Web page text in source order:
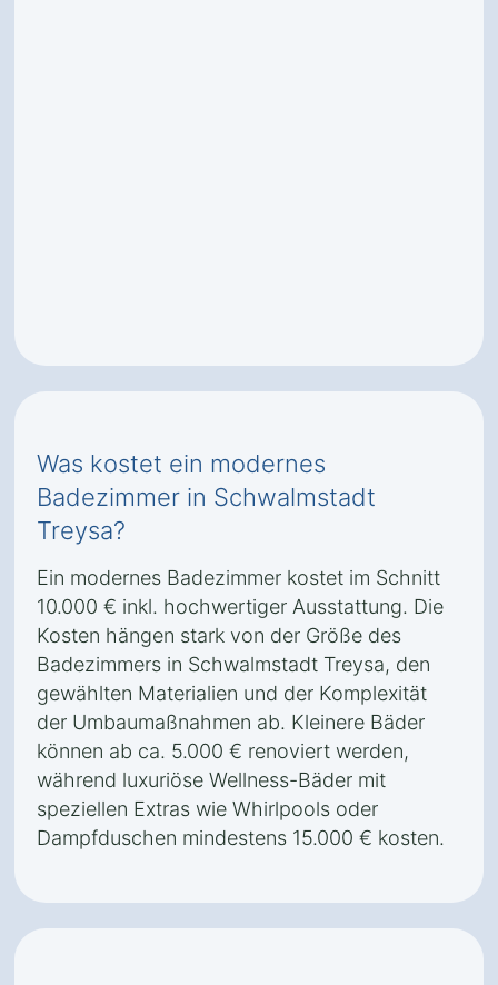
Was kostet ein modernes
Badezimmer in Schwalmstadt
Treysa?
Ein modernes Badezimmer kostet im Schnitt
10.000 € inkl. hochwertiger Ausstattung. Die
Kosten hängen stark von der Größe des
Badezimmers in Schwalmstadt Treysa, den
gewählten Materialien und der Komplexität
der Umbaumaßnahmen ab. Kleinere Bäder
können ab ca. 5.000 € renoviert werden,
während luxuriöse Wellness-Bäder mit
speziellen Extras wie Whirlpools oder
Dampfduschen mindestens 15.000 € kosten.